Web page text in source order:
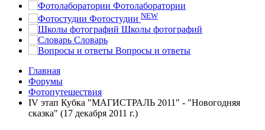
Фотолаборатории
Фотостудии NEW
Школы фотографий
Словарь
Вопросы и ответы
Главная
Форумы
Фотопутешествия
IV этап Кубка "МАГИСТРАЛЬ 2011" - "Новогодняя
сказка" (17 декабря 2011 г.)